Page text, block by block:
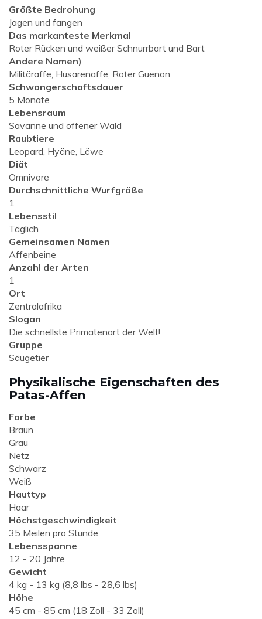
Größte Bedrohung
Jagen und fangen
Das markanteste Merkmal
Roter Rücken und weißer Schnurrbart und Bart
Andere Namen)
Militäraffe, Husarenaffe, Roter Guenon
Schwangerschaftsdauer
5 Monate
Lebensraum
Savanne und offener Wald
Raubtiere
Leopard, Hyäne, Löwe
Diät
Omnivore
Durchschnittliche Wurfgröße
1
Lebensstil
Täglich
Gemeinsamen Namen
Affenbeine
Anzahl der Arten
1
Ort
Zentralafrika
Slogan
Die schnellste Primatenart der Welt!
Gruppe
Säugetier
Physikalische Eigenschaften des
Patas-Affen
Farbe
Braun
Grau
Netz
Schwarz
Weiß
Hauttyp
Haar
Höchstgeschwindigkeit
35 Meilen pro Stunde
Lebensspanne
12 - 20 Jahre
Gewicht
4 kg - 13 kg (8,8 lbs - 28,6 lbs)
Höhe
45 cm - 85 cm (18 Zoll - 33 Zoll)